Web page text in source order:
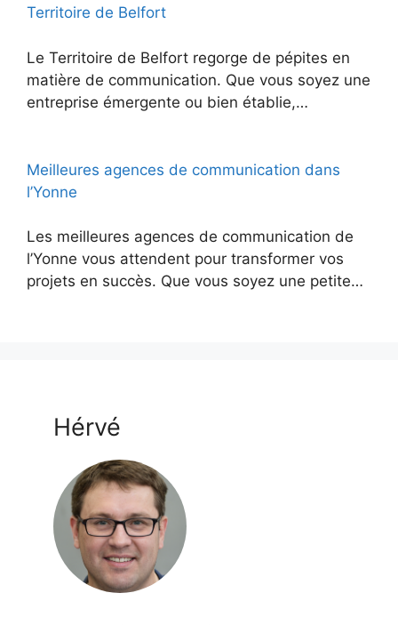
Territoire de Belfort
Le Territoire de Belfort regorge de pépites en
matière de communication. Que vous soyez une
entreprise émergente ou bien établie,…
Meilleures agences de communication dans
l’Yonne
Les meilleures agences de communication de
l’Yonne vous attendent pour transformer vos
projets en succès. Que vous soyez une petite…
Hérvé